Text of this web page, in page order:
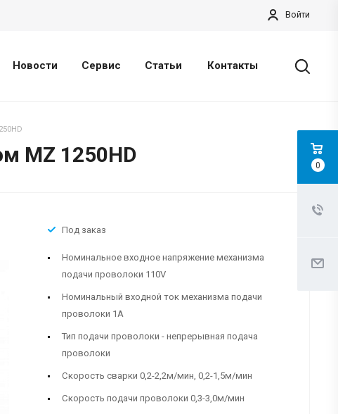
Войти
Новости Сервис Статьи Контакты
MZ 1250HD
Под заказ
Номинальное входное напряжение механизма
подачи проволоки 110V
Номинальный входной ток механизма подачи
проволоки 1A
Тип подачи проволоки - непрерывная подача
проволоки
Скорость сварки 0,2-2,2м/мин, 0,2-1,5м/мин
Скорость подачи проволоки 0,3-3,0м/мин
0